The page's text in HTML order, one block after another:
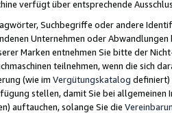
verfügt über entsprechende
Suchbegriffe oder andere
Unternehmen oder
Marken entnehmen Sie bitte der
teilnehmen, wenn die sich
(wie im Vergütungskatalog definiert)
stellen, damit Sie bei
auftauchen, solange Sie die